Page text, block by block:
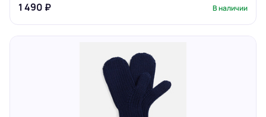
1 490 ₽ В наличии